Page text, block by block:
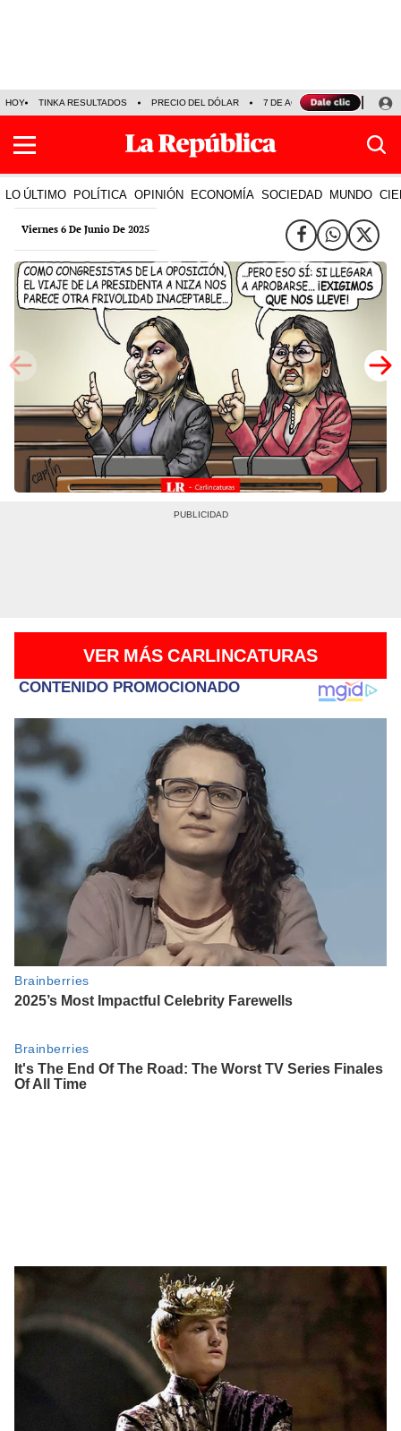
HOY TINKA RESULTADOS PRECIO DEL DÓLAR 7 DE AGOSTO OLLANTA
LO ÚLTIMO POLÍTICA OPINIÓN ECONOMÍA SOCIEDAD MUNDO
Viernes 6 De Junio De 2025
VER MÁS CARLINCATURAS